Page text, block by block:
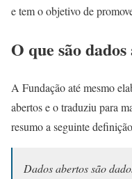
e tem o objetivo de
O que são
A Fundação até mesmo
abertos e o traduziu para
resumo a seguinte
Dados abertos são